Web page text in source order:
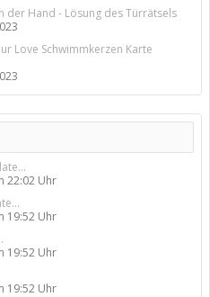
der Hand - Lösung des Türrätsels
Love Schwimmkerzen Karte
22:02 Uhr
19:52 Uhr
19:52 Uhr
19:52 Uhr